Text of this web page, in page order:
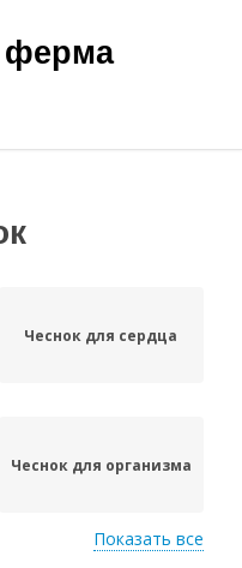
ферма
Чеснок для сердца
Чеснок для организма
Показать все